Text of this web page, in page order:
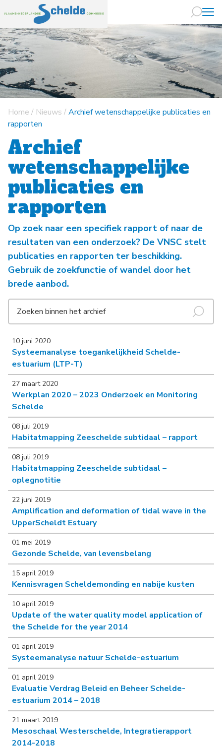
Naar
Home / Nieuws /Archief wetenschappelijke publicaties en
rapporten
Archief
wetenschappelijke
publicaties en
rapporten
Op zoek naar een specifiek rapport of naar de
resultaten van een onderzoek? De VNSC stelt
publicaties en rapporten ter beschikking.
Gebruik de zoekfunctie of wandel door het
brede aanbod.
10 juni 2020
Systeemanalyse toegankelijkheid Schelde-
estuarium (LTP-T)
27 maart 2020
Werkplan 2020 – 2023 Onderzoek en Monitoring
Schelde
08 juli 2019
Habitatmapping Zeeschelde subtidaal – rapport
08 juli 2019
Habitatmapping Zeeschelde subtidaal –
oplegnotitie
22 juni 2019
Amplification and deformation of tidal wave in the
UpperScheldt Estuary
01 mei 2019
Gezonde Schelde, van levensbelang
15 april 2019
Kennisvragen Scheldemonding en nabije kusten
10 april 2019
Update of the water quality model application of
the Schelde for the year 2014
01 april 2019
Systeemanalyse natuur Schelde-estuarium
01 april 2019
Evaluatie Verdrag Beleid en Beheer Schelde-
estuarium 2014 – 2018
21 maart 2019
Mesoschaal Westerschelde, Integratierapport
2014-2018